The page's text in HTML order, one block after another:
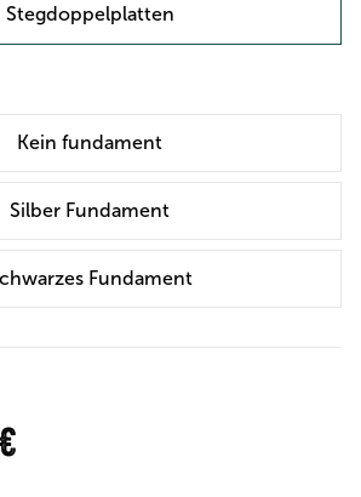
Stegdoppelplatten
Kein fundament
Silber Fundament
Fundament